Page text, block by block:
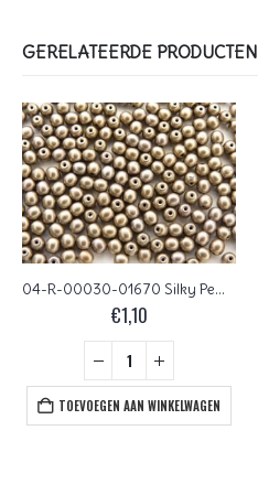
GERELATEERDE PRODUCTEN
04-R-00030-01670 Silky Pewter round 4 mm. 100 Pc.
€1,10
TOEVOEGEN AAN WINKELWAGEN